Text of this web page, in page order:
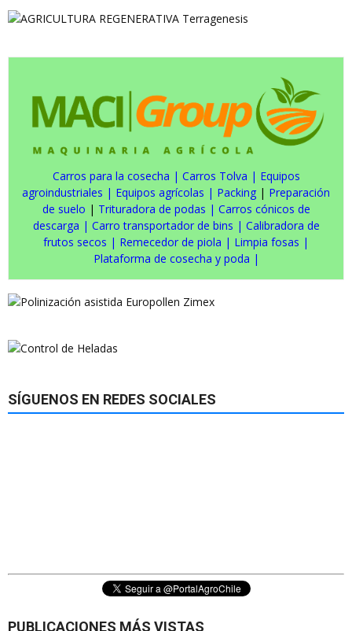
Carros para la cosecha | Carros Tolva | Equipos
agroindustriales | Equipos agrícolas | Packing | Preparación
de suelo | Trituradora de podas | Carros cónicos de
descarga | Carro transportador de bins | Calibradora de
frutos secos | Remecedor de piola | Limpia fosas |
Plataforma de cosecha y poda |
SÍGUENOS EN REDES SOCIALES
PUBLICACIONES MÁS VISTAS